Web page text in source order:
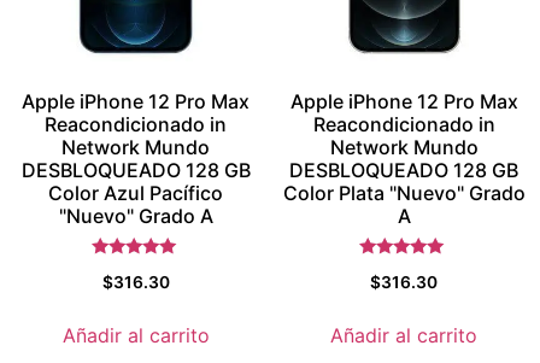
Apple iPhone 12 Pro Max
Reacondicionado in
Network Mundo
DESBLOQUEADO 128 GB
Color Azul Pacífico
"Nuevo" Grado A
5.5
$316.30
Añadir al carrito
Apple iPhone 12 Pro Max
Reacondicionado in
Network Mundo
DESBLOQUEADO 128 GB
Color Plata "Nuevo" Grado
A
5.5
$316.30
Añadir al carrito